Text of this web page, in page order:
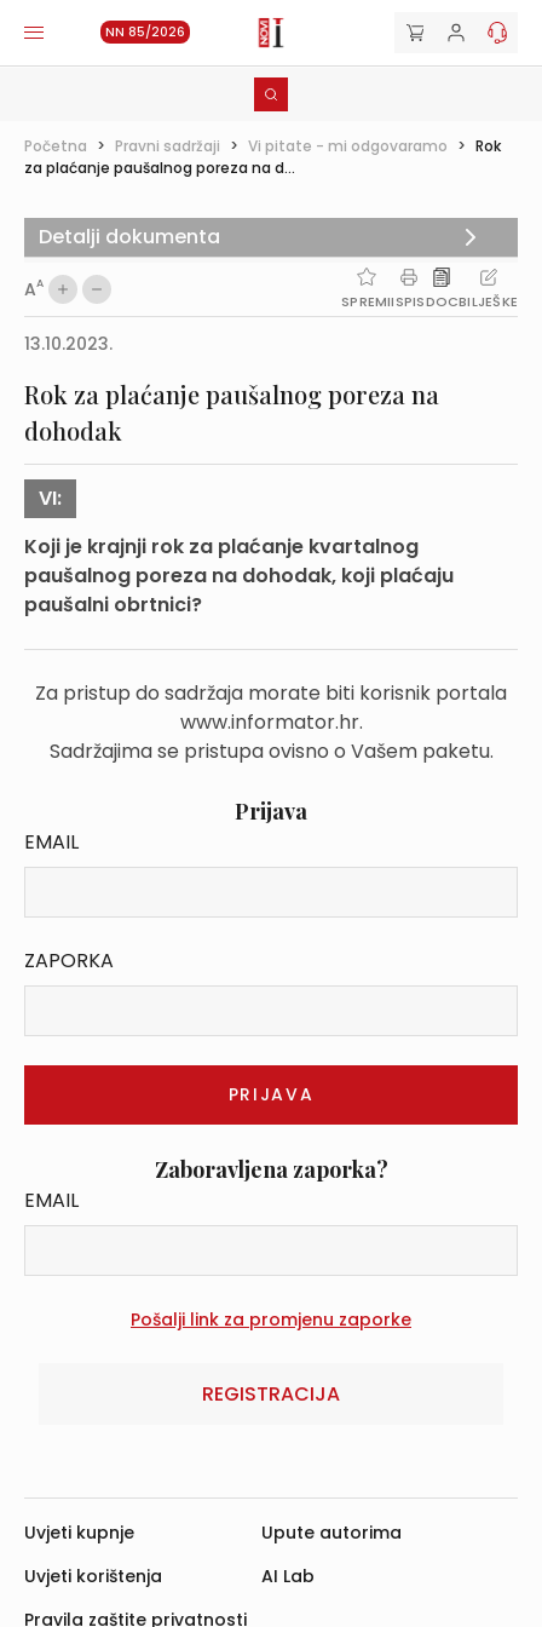
NN 85/2026
Početna > Pravni sadržaji > Vi pitate - mi odgovaramo > Rok
za plaćanje paušalnog poreza na d...
AA
SPREMIISPISDOCBILJEŠKE
13.10.2023.
Rok za plaćanje paušalnog poreza na
dohodak
VI:
Koji je krajnji rok za plaćanje kvartalnog
paušalnog poreza na dohodak, koji plaćaju
paušalni obrtnici?
Za pristup do sadržaja morate biti korisnik portala
www.informator.hr.
Sadržajima se pristupa ovisno o Vašem paketu.
Prijava
EMAIL
ZAPORKA
Zaboravljena zaporka?
EMAIL
REGISTRACIJA
Detalji dokumenta
Uvjeti kupnje
Uvjeti korištenja
Pravila zaštite privatnosti
Upute autorima
AI Lab